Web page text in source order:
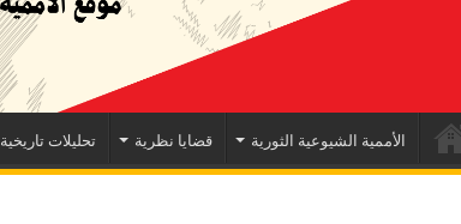
الأممية الشيوعية الثورية قضايا نظرية تحليلات تاريخية